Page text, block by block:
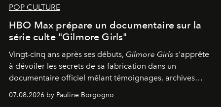
POP CULTURE
HBO Max prépare un documentaire sur la
série culte "Gilmore Girls"
Vingt-cinq ans après ses débuts, Gilmore Girls s'apprête
à dévoiler les secrets de sa fabrication dans un
documentaire officiel mêlant témoignages, archives
inédites et plongée dans les coulisses d'un phénomène
générationnel.
07.08.2026 by Pauline Borgogno